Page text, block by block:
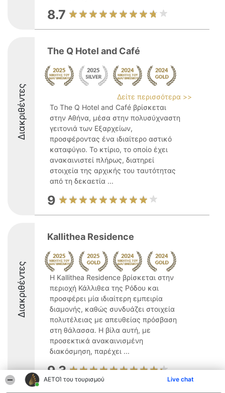
ΑΕΤΟΊ του τουρισμού Live chat
8.7
Διακριθέντες
The Q Hotel and Café
Δείτε περισσότερα >>
Το The Q Hotel and Café βρίσκεται
στην Αθήνα, μέσα στην πολυσύχναστη
γειτονιά των Εξαρχείων,
προσφέροντας ένα ιδιαίτερο αστικό
καταφύγιο. Το κτίριο, το οποίο έχει
ανακαινιστεί πλήρως, διατηρεί
στοιχεία της αρχικής του ταυτότητας
από τη δεκαετία ...
9
Διακριθέντες
Kallithea Residence
Η Kallithea Residence βρίσκεται στην
περιοχή Κάλλιθεα της Ρόδου και
προσφέρει μία ιδιαίτερη εμπειρία
διαμονής, καθώς συνδυάζει στοιχεία
πολυτέλειας με απευθείας πρόσβαση
στη θάλασσα. Η βίλα αυτή, με
προσεκτικά ανακαινισμένη
διακόσμηση, παρέχει ...
9.3